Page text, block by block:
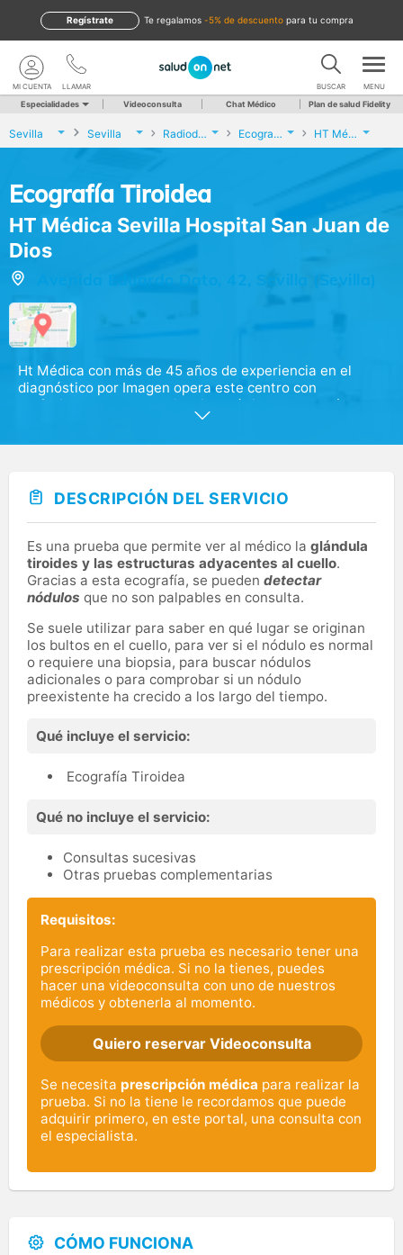
te regalamos -5% de descuento para tu compra
Regístrate
LLAMAR
MI CUENTA BUSCAR MENU
Especialidades Videoconsulta Chat Médico Plan de salud Fidelity
Sevilla Sevilla Radiodiagnóstico Ecografía Tiroidea HT Médica Sevilla Hospital San Juan de Dios
Ecografía Tiroidea
HT Médica Sevilla Hospital San Juan de
Dios
Avenida Eduardo Dato, 42, Sevilla (Sevilla)
Ht Médica con más de 45 años de experiencia en el
diagnóstico por Imagen opera este centro con
profesionales con experiencia, la última tecnología y
DESCRIPCIÓN DEL SERVICIO
Es una prueba que permite ver al médico la glándula
tiroides y las estructuras adyacentes al cuello.
Gracias a esta ecografía, se pueden detectar
nódulos que no son palpables en consulta.
Se suele utilizar para saber en qué lugar se originan
los bultos en el cuello, para ver si el nódulo es normal
o requiere una biopsia, para buscar nódulos
adicionales o para comprobar si un nódulo
preexistente ha crecido a los largo del tiempo.
Qué incluye el servicio:
Ecografía Tiroidea
Qué no incluye el servicio:
Consultas sucesivas
Otras pruebas complementarias
Requisitos:
Para realizar esta prueba es necesario tener una
prescripción médica. Si no la tienes, puedes
hacer una videoconsulta con uno de nuestros
médicos y obtenerla al momento.
Quiero reservar Videoconsulta
Se necesita prescripción médica para realizar la
prueba. Si no la tiene le recordamos que puede
adquirir primero, en este portal, una consulta con
el especialista.
CÓMO FUNCIONA